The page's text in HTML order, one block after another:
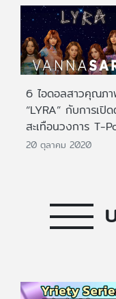
6 ไอดอลสาวคุณภ
“LYRA” กับการเปิ
สะเทือนวงการ T-
20 ตุลาคม 2020